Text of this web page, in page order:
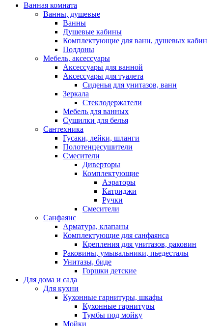
Ванная комната
Ванны, душевые
Ванны
Душевые кабины
Комплектующие для ванн, душевых кабин
Поддоны
Мебель, аксессуары
Аксессуары для ванной
Аксессуары для туалета
Сиденья для унитазов, ванн
Зеркала
Стеклодержатели
Мебель для ванных
Сушилки для белья
Сантехника
Гусаки, лейки, шланги
Полотенцесушители
Смесители
Диверторы
Комплектующие
Аэраторы
Катриджи
Ручки
Смесители
Санфаянс
Арматура, клапаны
Комплектующие для санфаянса
Крепления для унитазов, раковин
Раковины, умывальники, пьедесталы
Унитазы, биде
Горшки детские
Для дома и сада
Для кухни
Кухонные гарнитуры, шкафы
Кухонные гарнитуры
Тумбы под мойку
Мойки